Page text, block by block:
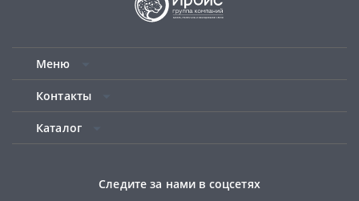
Меню
Контакты
Каталог
Следите за нами в соцсетях